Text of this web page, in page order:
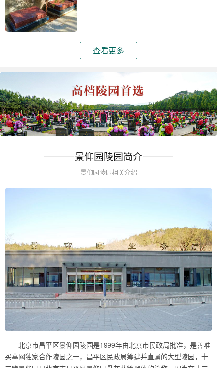
查看更多
景仰园陵园简介
景仰园陵园相关介绍
北京市昌平区景仰园陵园是1999年由北京市民政局批准，是善唯
买墓网独家合作陵园之一，昌平区民政局筹建并直属的大型陵园，十